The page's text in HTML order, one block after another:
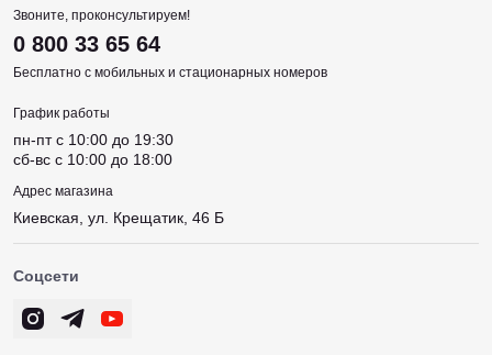
Звоните, проконсультируем!
0 800 33 65 64
Бесплатно с мобильных и стационарных номеров
График работы
пн-пт c 10:00 до 19:30
сб-вс c 10:00 до 18:00
Адрес магазина
Киевская, ул. Крещатик, 46 Б
Соцсети